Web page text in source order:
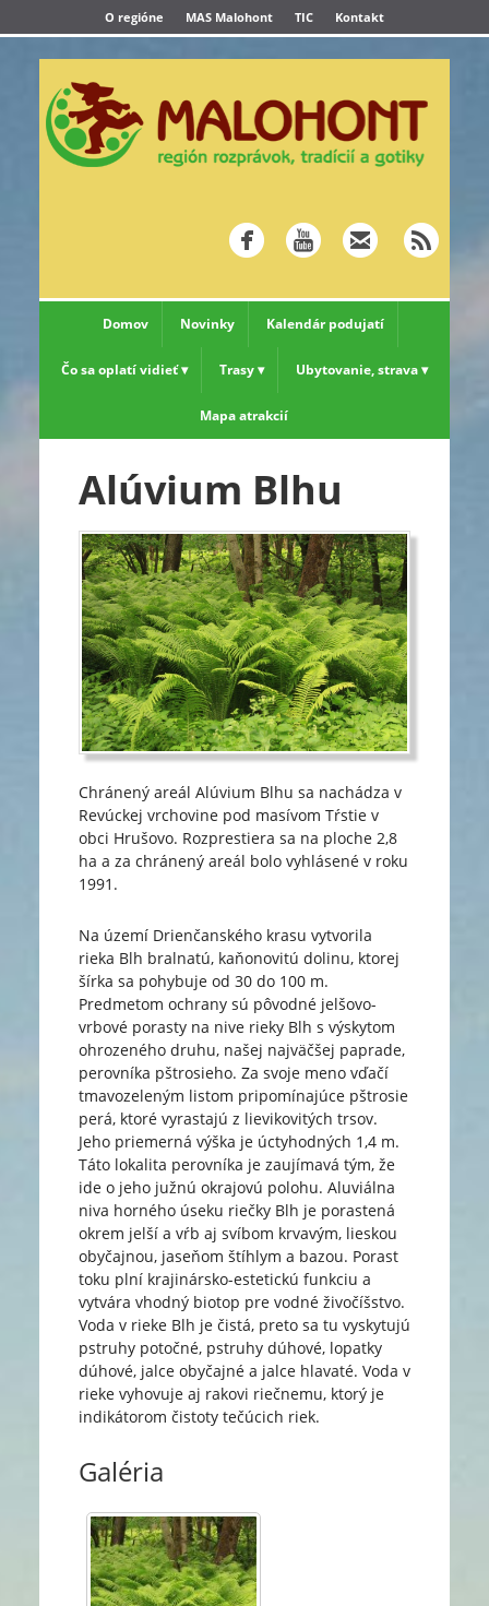
O regióne MAS Malohont TIC Kontakt
Domov Novinky Kalendár podujatí
Čo sa oplatí vidieť Trasy Ubytovanie, strava
Mapa atrakcií
Alúvium Blhu
Chránený areál Alúvium Blhu sa nachádza v
Revúckej vrchovine pod masívom Tŕstie v
obci Hrušovo. Rozprestiera sa na ploche 2,8
ha a za chránený areál bolo vyhlásené v roku
1991.
Na území Drienčanského krasu vytvorila
rieka Blh bralnatú, kaňonovitú dolinu, ktorej
šírka sa pohybuje od 30 do 100 m.
Predmetom ochrany sú pôvodné jelšovo-
vrbové porasty na nive rieky Blh s výskytom
ohrozeného druhu, našej najväčšej paprade,
perovníka pštrosieho. Za svoje meno vďačí
tmavozeleným listom pripomínajúce pštrosie
perá, ktoré vyrastajú z lievikovitých trsov.
Jeho priemerná výška je úctyhodných 1,4 m.
Táto lokalita perovníka je zaujímavá tým, že
ide o jeho južnú okrajovú polohu. Aluviálna
niva horného úseku riečky Blh je porastená
okrem jelší a vŕb aj svíbom krvavým, lieskou
obyčajnou, jaseňom štíhlym a bazou. Porast
toku plní krajinársko-estetickú funkciu a
vytvára vhodný biotop pre vodné živočíšstvo.
Voda v rieke Blh je čistá, preto sa tu vyskytujú
pstruhy potočné, pstruhy dúhové, lopatky
dúhové, jalce obyčajné a jalce hlavaté. Voda v
rieke vyhovuje aj rakovi riečnemu, ktorý je
indikátorom čistoty tečúcich riek.
Galéria